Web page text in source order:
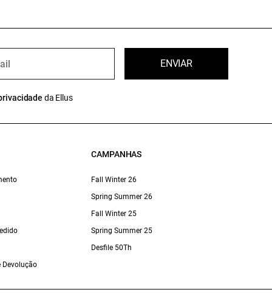
ENVIAR
da Ellus
Devolução
CAMPANHAS
Fall Winter 26
Spring Summer 26
Fall Winter 25
Spring Summer 25
Desfile 50Th